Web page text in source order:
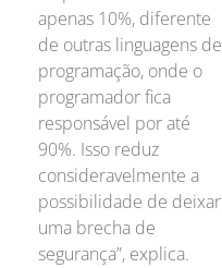
apenas 10%, diferente
de outras linguagens de
programação, onde o
programador fica
responsável por até
90%. Isso reduz
consideravelmente a
possibilidade de deixar
uma brecha de
segurança”, explica.